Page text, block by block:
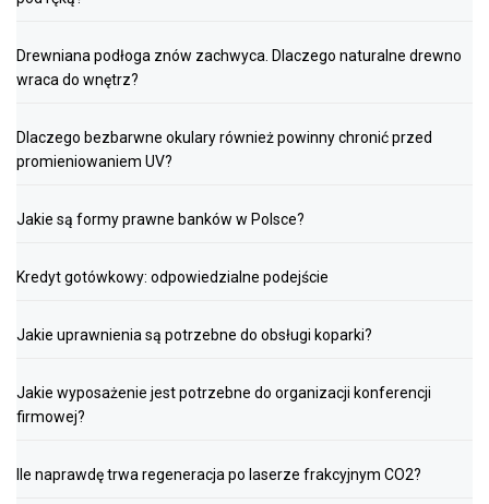
Drewniana podłoga znów zachwyca. Dlaczego naturalne drewno
wraca do wnętrz?
Dlaczego bezbarwne okulary również powinny chronić przed
promieniowaniem UV?
Jakie są formy prawne banków w Polsce?
Kredyt gotówkowy: odpowiedzialne podejście
Jakie uprawnienia są potrzebne do obsługi koparki?
Jakie wyposażenie jest potrzebne do organizacji konferencji
firmowej?
Ile naprawdę trwa regeneracja po laserze frakcyjnym CO2?